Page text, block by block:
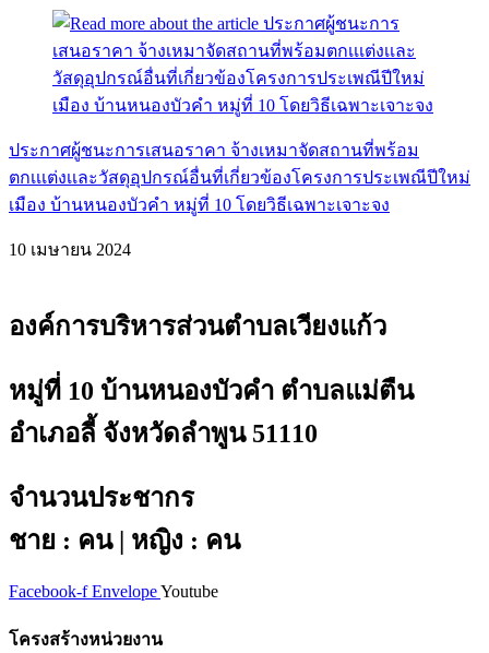
ประกาศผู้ชนะการเสนอราคา จ้างเหมาจัดสถานที่พร้อม
ตกเเเต่งเเละวัสดุอุปกรณ์อื่นที่เกี่ยวข้องโครงการประเพณีปีใหม่
เมือง บ้านหนองบัวคำ หมู่ที่ 10 โดยวิธีเฉพาะเจาะจง
10 เมษายน 2024
องค์การบริหารส่วนตำบลเวียงแก้ว
หมู่ที่ 10 บ้านหนองบัวคำ ตำบลแม่ตืน
อำเภอลี้ จังหวัดลำพูน 51110
จำนวนประชากร
ชาย : คน | หญิง : คน
Facebook-f EnvelopeYoutube
โครงสร้างหน่วยงาน